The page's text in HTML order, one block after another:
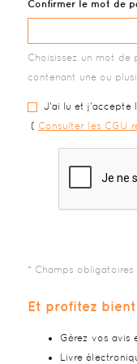
Confirmer le mot de
Choisissez un mot de
contenant une ou
J'ai lu et j'accepte
( Consulter les CGU
Et profitez
Gérez vos avis
Livre